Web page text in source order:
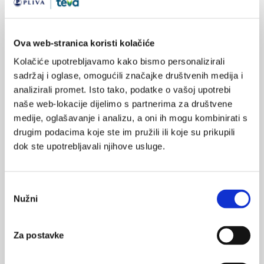
Ova web-stranica koristi kolačiće
Kolačiće upotrebljavamo kako bismo personalizirali
sadržaj i oglase, omogućili značajke društvenih medija i
analizirali promet. Isto tako, podatke o vašoj upotrebi
naše web-lokacije dijelimo s partnerima za društvene
medije, oglašavanje i analizu, a oni ih mogu kombinirati s
drugim podacima koje ste im pružili ili koje su prikupili
dok ste upotrebljavali njihove usluge.
pristanka
Nužni
Za postavke
varijanta hospitalizacija
protutijela zaraza
VEZANI SADRŽAJ
kod bolesnika s astmom?
HZJZ: COVID-19 nakon booster doze je imao 0,4%